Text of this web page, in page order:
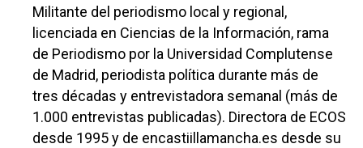
Militante del periodismo local y regional,
licenciada en Ciencias de la Información, rama
de Periodismo por la Universidad Complutense
de Madrid, periodista política durante más de
tres décadas y entrevistadora semanal (más de
1.000 entrevistas publicadas). Directora de ECOS
desde 1995 y de encastiillamancha.es desde su